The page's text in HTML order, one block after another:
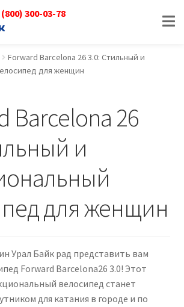
(800) 300-03-78
Forward Barcelona 26 3.0: Стильный и
для женщин
Barcelona 26
и
для женщин
Урал Байк рад представить вам
Forward Barcelona26 3.0! Этот
велосипед станет
для катания в городе и по